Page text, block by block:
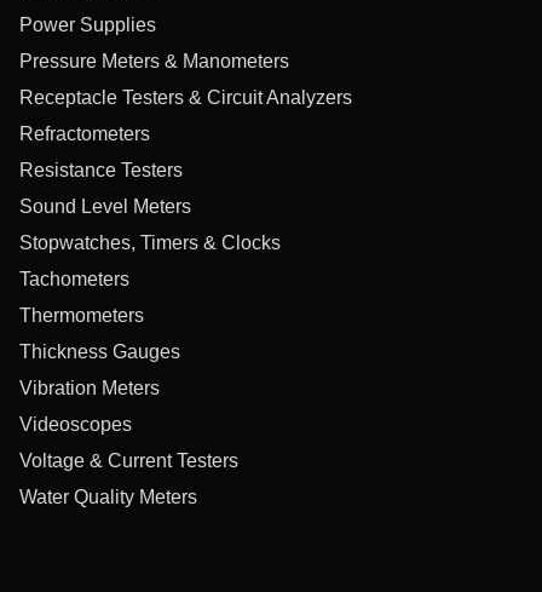
Power Supplies
Pressure Meters & Manometers
Receptacle Testers & Circuit Analyzers
Refractometers
Resistance Testers
Sound Level Meters
Stopwatches, Timers & Clocks
Tachometers
Thermometers
Thickness Gauges
Vibration Meters
Videoscopes
Voltage & Current Testers
Water Quality Meters